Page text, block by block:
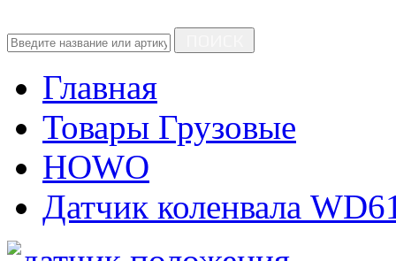
Главная
Товары Грузовые
HOWO
Датчик коленвала